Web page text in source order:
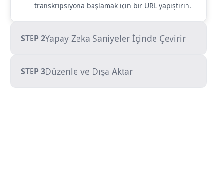
transkripsiyona başlamak için bir URL yapıştırın.
STEP 2Yapay Zeka Saniyeler İçinde Çevirir
STEP 3Düzenle ve Dışa Aktar